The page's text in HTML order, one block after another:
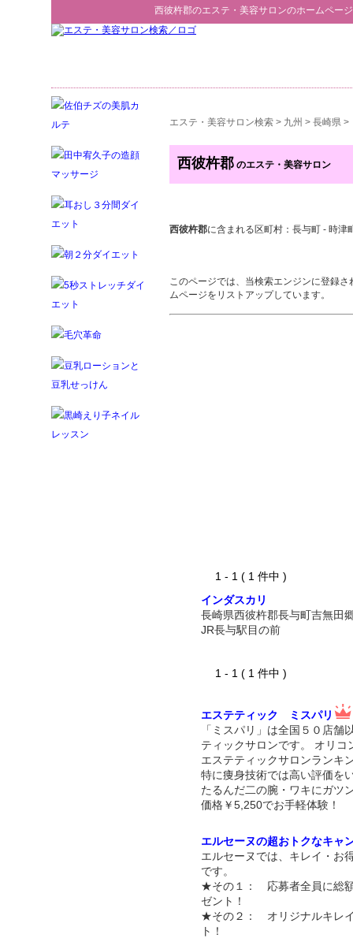
西彼杵郡のエステ・美容サロンのホームペー
エステ・美容サロン検索 > 九州 > 長崎県 >
西彼杵郡 のエステ・美容サロン
西彼杵郡に含まれる区町村：長与町 - 時津
このページでは、当検索エンジンに登録さ
ムページをリストアップしています。
1 - 1 ( 1 件中 )
インダスカリ
長崎県西彼杵郡長与町吉無田
JR長与駅目の前
1 - 1 ( 1 件中 )
エステティック ミスパリ
「ミスパリ」は全国５０店舗
ティックサロンです。 オリ
エステティックサロンランキ
特に痩身技術では高い評価を
たるんだ二の腕・ワキにガツ
価格￥5,250でお手軽体験！
エルセーヌの超おトクなキャ
エルセーヌでは、キレイ・お
です。
★その１： 応募者全員に総
ゼント！
★その２： オリジナルキレ
ト！